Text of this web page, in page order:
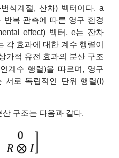
식계절, 산차) 벡터이다. a
복 관측에 따른 영구 환경
effect) 벡터, e는 잔차
각 효과에 대한 계수 행렬이
가적 유전 효과의 분산 구조
계수 행렬)을 따르며, 영구
서로 독립적인 단위 행렬(I)
구조는 다음과 같다.